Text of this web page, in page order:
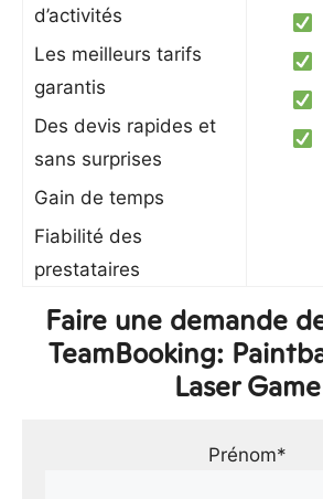
d’activités
Les meilleurs tarifs
garantis
Des devis rapides et
sans surprises
Gain de temps
Fiabilité des
prestataires
Faire une demande
TeamBooking:
Laser Game
Prénom*